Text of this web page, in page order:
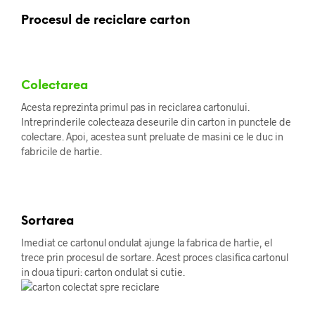
Procesul de reciclare carton
Colectarea
Acesta reprezinta primul pas in reciclarea cartonului.
Intreprinderile colecteaza deseurile din carton in punctele de
colectare. Apoi, acestea sunt preluate de masini ce le duc in
fabricile de hartie.
Sortarea
Imediat ce cartonul ondulat ajunge la fabrica de hartie, el
trece prin procesul de sortare. Acest proces clasifica cartonul
in doua tipuri: carton ondulat si cutie.